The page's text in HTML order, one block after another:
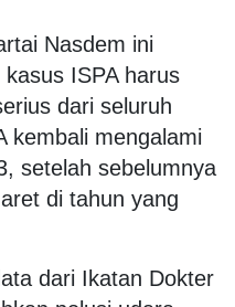
Nasdem ini
ISPA harus
dari seluruh
kembali mengalami
setelah sebelumnya
di tahun yang
dari Ikatan Dokter